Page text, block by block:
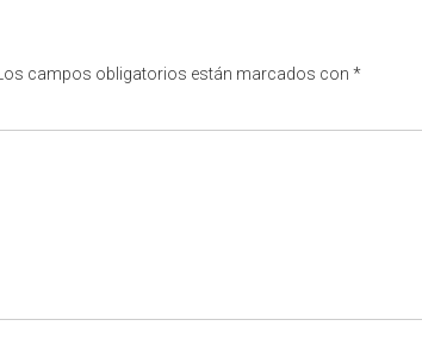
Los campos obligatorios están marcados con *